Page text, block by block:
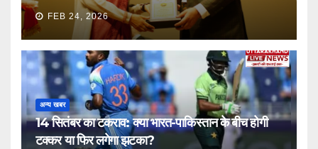
FEB 24, 2026
अन्य खबर
14 सितंबर का टकराव: क्या भारत-पाकिस्तान के बीच होगी
टक्कर या फिर लगेगा झटका?